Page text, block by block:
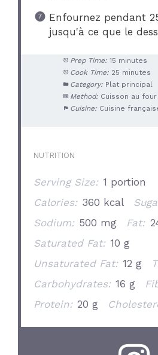
Enfournez pendant
jusqu'à ce que le
Prep Time: 15 minutes
Cook Time: 25 minutes
Category: Plat principal
Method: Cuisson au four
Cuisine: Cuisine
NUTRITION
Serving Size: 1 portion
Calories: 360 kcal
Sodium: 500 mg Fat:
Saturated Fat: 10 g
Unsaturated Fat: 12 g
Carbohydrates: 16 g
Protein: 20 g